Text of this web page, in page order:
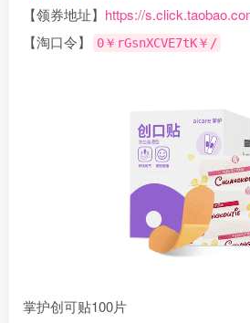
【领券地址】 https://
【淘口令】
0￥rGsnXCVE7tK￥/
掌护创可贴100片